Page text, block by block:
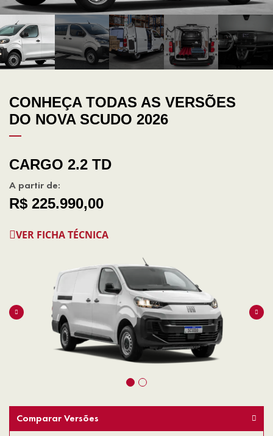
CONHEÇA TODAS AS VERSÕES
DO NOVA SCUDO 2026
CARGO 2.2 TD
A partir de:
R$ 225.990,00
VER FICHA TÉCNICA
Comparar Versões